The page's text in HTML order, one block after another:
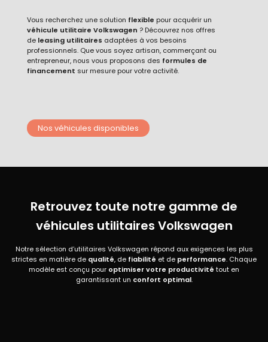
Vous recherchez une solution flexible pour acquérir un
véhicule utilitaire Volkswagen ? Découvrez nos offres
de leasing utilitaires adaptées à vos besoins
professionnels. Que vous soyez artisan, commerçant ou
entrepreneur, nous vous proposons des formules de
financement sur mesure pour votre activité.
Nos véhicules disponibles
Retrouvez toute notre gamme de
véhicules utilitaires Volkswagen
Notre sélection d’utilitaires Volkswagen répond aux exigences les plus
strictes en matière de qualité, de fiabilité et de performance. Chaque
modèle est conçu pour optimiser votre productivité tout en
garantissant un confort optimal.